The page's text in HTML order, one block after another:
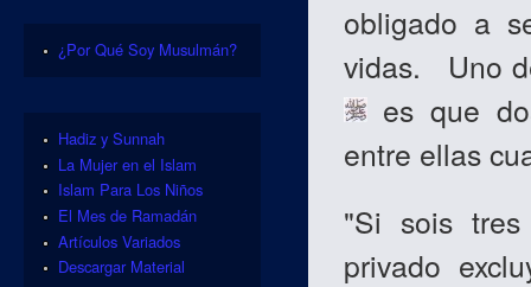
obligado a
vidas. Uno
es que
entre ellas
"Si sois
privado
¿Por Qué Soy Musulmán?
Hadiz y Sunnah
La Mujer en el Islam
Islam Para Los Niños
El Mes de Ramadán
Artículos Variados
Descargar Material